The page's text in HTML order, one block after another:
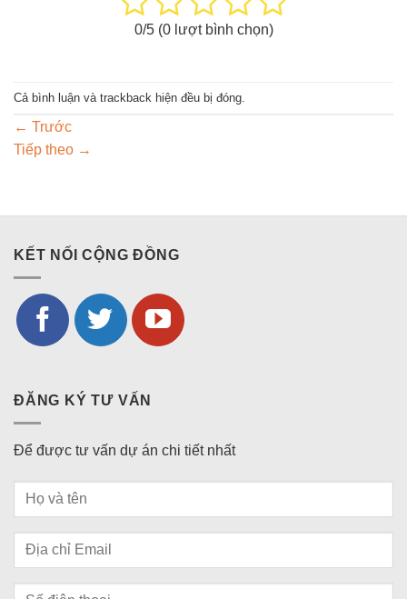
0/5 (0lượt bình chọn)
Cả bình luận và trackback hiện đều bị đóng.
← Trước
Tiếp theo →
KẾT NỐI CỘNG ĐỒNG
ĐĂNG KÝ TƯ VẤN
Để được tư vấn dự án chi tiết nhất